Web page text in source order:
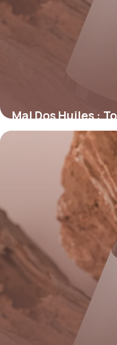
Mal Dos Huiles :